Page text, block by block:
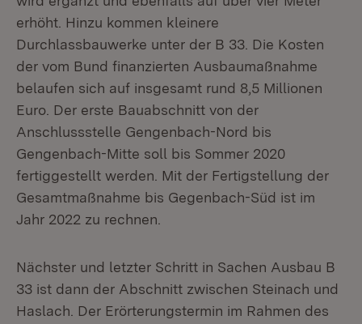
erhöht. Hinzu kommen kleinere
Durchlassbauwerke unter der B 33. Die Kosten
der vom Bund finanzierten Ausbaumaßnahme
belaufen sich auf insgesamt rund 8,5 Millionen
Euro. Der erste Bauabschnitt von der
Anschlussstelle Gengenbach-Nord bis
Gengenbach-Mitte soll bis Sommer 2020
fertiggestellt werden. Mit der Fertigstellung der
Gesamtmaßnahme bis Gegenbach-Süd ist im
Jahr 2022 zu rechnen.
Nächster und letzter Schritt in Sachen Ausbau B
33 ist dann der Abschnitt zwischen Steinach und
Haslach. Der Erörterungstermin im Rahmen des